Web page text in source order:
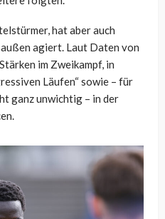
hat aber auch
agiert. Laut Daten von
im Zweikampf, in
Läufen“ sowie – für
ganz unwichtig – in der